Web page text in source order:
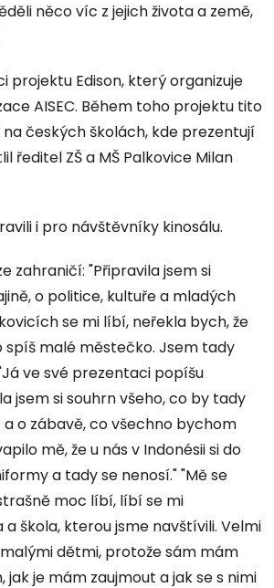
něco víc z jejich života a země,
projektu Edison, který organizuje
AISEC. Během toho projektu tito
českých školách, kde prezentují
ředitel ZŠ a MŠ Palkovice Milan
i pro návštěvníky kinosálu.
zahraničí: "Připravila jsem si
o politice, kultuře a mladých
se mi líbí, neřekla bych, že
spíš malé městečko. Jsem tady
ve své prezentaci popíšu
jsem si souhrn všeho, co by tady
o zábavě, co všechno bychom
mě, že u nás v Indonésii si do
a tady se nenosí." "Mě se
moc líbí, líbí se mi
škola, kterou jsme navštívili. Velmi
dětmi, protože sám mám
jak je mám zaujmout a jak se s nimi